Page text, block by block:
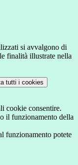
si avvalgono di
finalità illustrate nella
tutti i cookies
cookie consentire.
il funzionamento della
funzionamento potete